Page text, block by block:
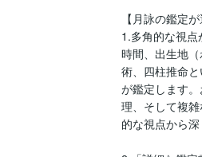
【月詠の鑑定
1.多角的な視
時間、出生地
術、四柱推命
が鑑定します
理、そして複
的な視点から深